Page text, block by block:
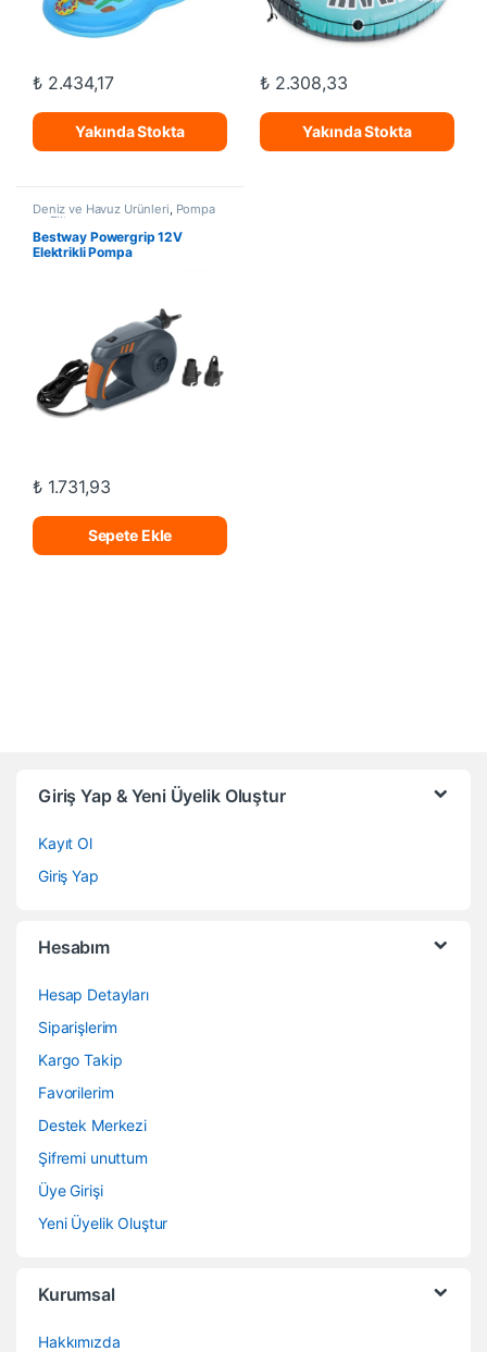
₺2.434,17
Yakında Stokta
₺2.308,33
Yakında Stokta
Deniz ve Havuz Ürünleri, Pompa
ve Filtre
Bestway Powergrip 12V
Elektrikli Pompa
₺1.731,93
Sepete Ekle
Giriş Yap & Yeni Üyelik Oluştur
Kayıt Ol
Giriş Yap
Hesabım
Hesap Detayları
Siparişlerim
Kargo Takip
Favorilerim
Destek Merkezi
Şifremi unuttum
Üye Girişi
Yeni Üyelik Oluştur
Kurumsal
Hakkımızda